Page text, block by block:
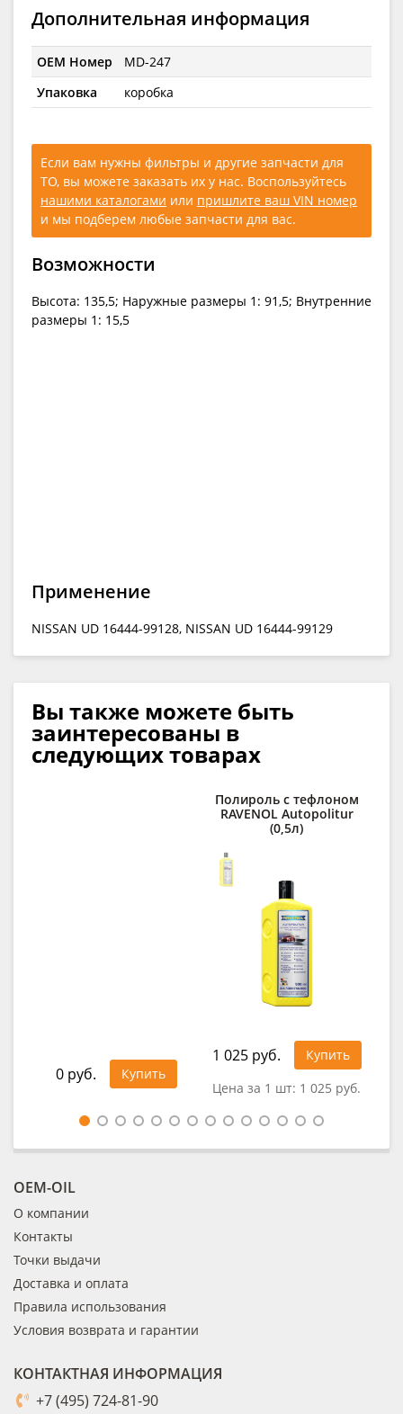
Дополнительная информация
OEM Номер
MD-247
Упаковка
коробка
Если вам нужны фильтры и другие запчасти для
ТО, вы можете заказать их у нас. Воспользуйтесь
нашими каталогами или пришлите ваш VIN номер
и мы подберем любые запчасти для вас.
Возможности
Высота: 135,5; Наружные размеры 1: 91,5; Внутренние
размеры 1: 15,5
Применение
NISSAN UD 16444-99128, NISSAN UD 16444-99129
Вы также можете быть
заинтересованы в
следующих товарах
0 руб. Купить
Полироль с тефлоном
RAVENOL Autopolitur
(0,5л)
1 025 руб.
Купить
Цена за 1 шт: 1 025 руб.
OEM-OIL
О компании
Контакты
Точки выдачи
Доставка и оплата
Правила использования
Условия возврата и гарантии
КОНТАКТНАЯ ИНФОРМАЦИЯ
+7 (495) 724-81-90